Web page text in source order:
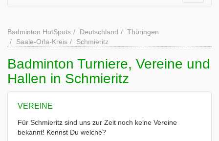
Badminton HotSpots Deutschland
Thüringen
Saale-Orla-Kreis
Schmieritz
Badminton Turniere, Vereine und
Hallen in Schmieritz
VEREINE
Für Schmieritz sind uns zur Zeit noch keine Vereine
bekannt! Kennst Du welche?